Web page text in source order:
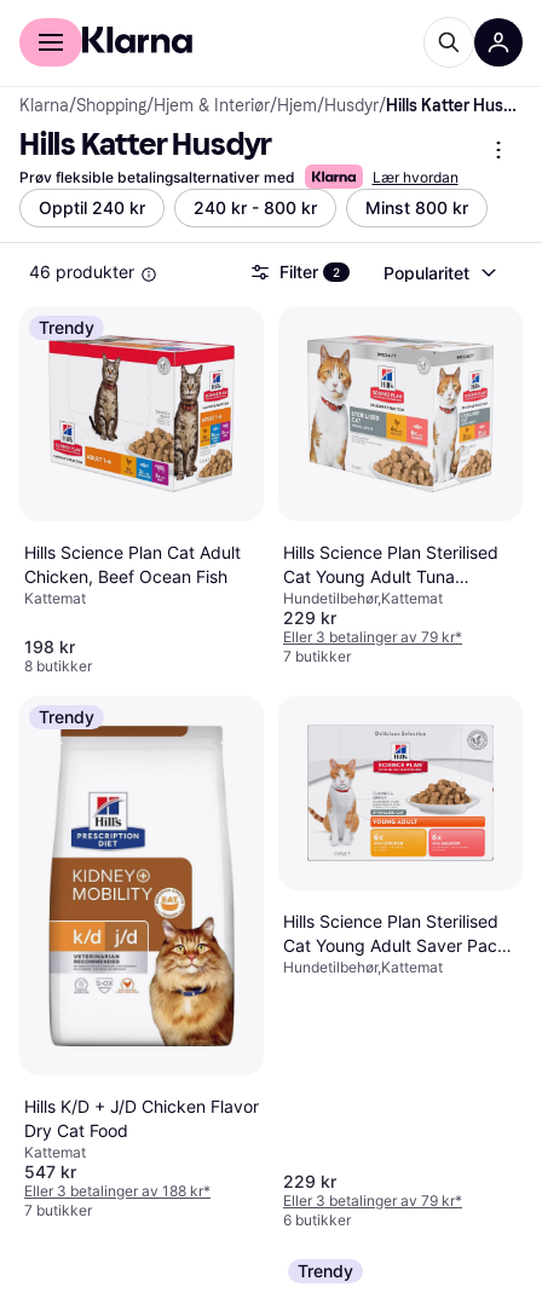
For kunder
Klarna/Shopping/Hjem & Interiør/Hjem/Husdyr/ Hills Katter Husdyr
Hills Katter Husdyr
Prøv fleksible betalingsalternativer med Lær hvordan
Opptil 240 kr 240 kr - 800 kr Minst 800 kr
46 produkter Filter 2 Popularitet
Trendy
Hills Science Plan Cat Adult
Chicken, Beef Ocean Fish
Kattemat
198 kr
8 butikker
Hills Science Plan Sterilised
Cat Young Adult Tuna
Complementary: 12x85g
Young Chicken Salmon
Hundetilbehør,Kattemat
229 kr
Eller 3 betalinger av 79 kr*
7 butikker
Trendy
Hills K/D + J/D Chicken Flavor
Dry Cat Food
Kattemat
547 kr
Eller 3 betalinger av 188 kr*
7 butikker
Hills Science Plan Sterilised
Cat Young Adult Saver Pack:
Chicken, Salmon
Hundetilbehør,Kattemat
229 kr
Eller 3 betalinger av 79 kr*
6 butikker
Trendy